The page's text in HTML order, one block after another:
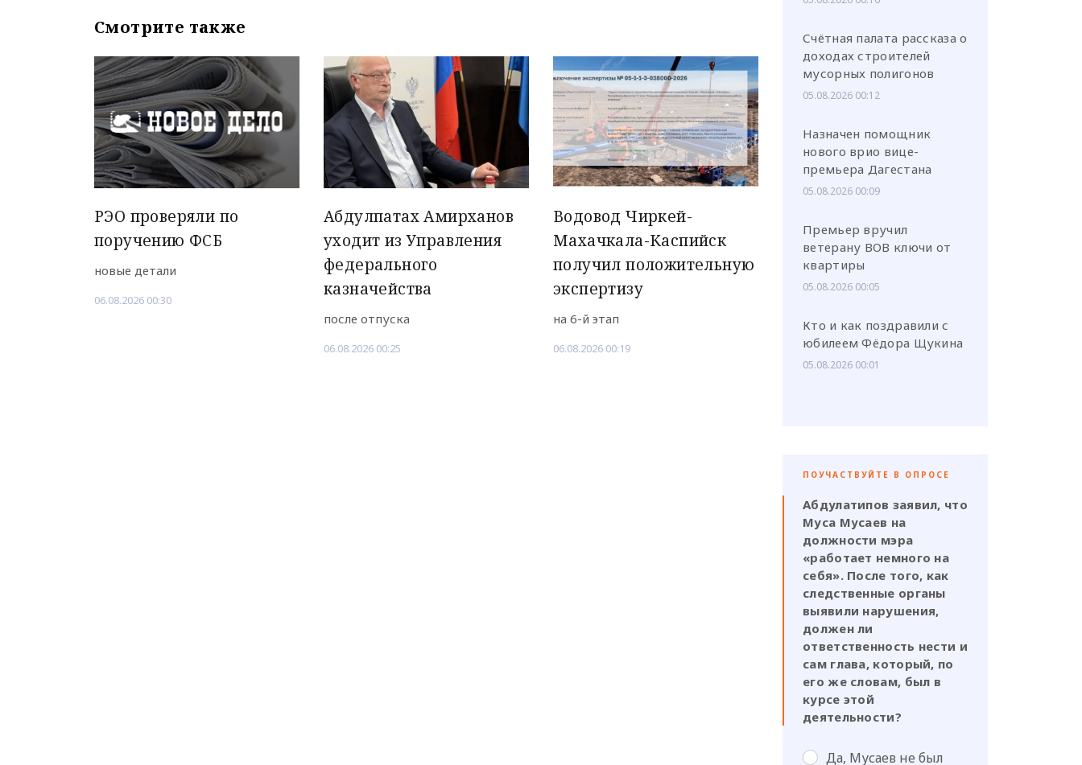
Смотрите также
РЭО проверяли по
поручению ФСБ
новые детали
06.08.2026 00:30
Абдулпатах Амирханов
уходит из Управления
федерального
казначейства
после отпуска
06.08.2026 00:25
Водовод Чиркей-
Махачкала-Каспийск
получил положительную
экспертизу
на 6-й этап
06.08.2026 00:19
Счётная палата рассказа о
доходах строителей
мусорных полигонов
05.08.2026 00:12
Назначен помощник
нового врио вице-
премьера Дагестана
05.08.2026 00:09
Премьер вручил
ветерану ВОВ ключи от
квартиры
05.08.2026 00:05
Кто и как поздравили с
юбилеем Фёдора Щукина
05.08.2026 00:01
ПОУЧАСТВУЙТЕ В ОПРОСЕ
Абдулатипов заявил, что
Муса Мусаев на
должности мэра
«работает немного на
себя». После того, как
следственные органы
выявили нарушения,
должен ли
ответственность нести и
сам глава, который, по
его же словам, был в
курсе этой
деятельности?
Да, Мусаев не был